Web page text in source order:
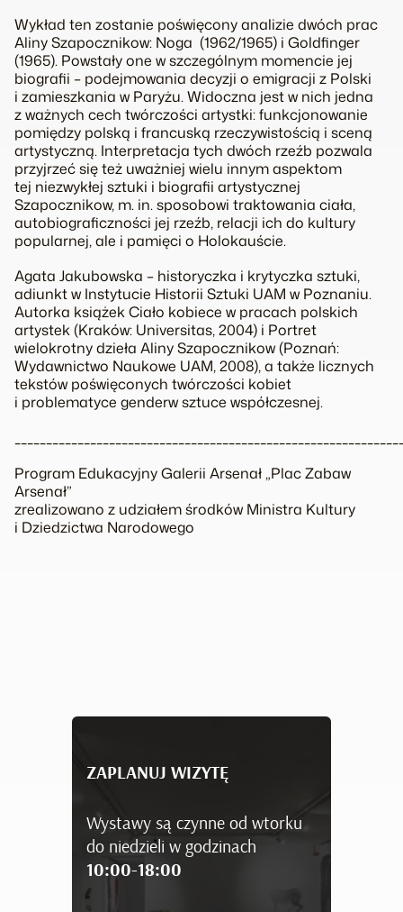
Wykład ten zostanie poświęcony analizie dwóch prac
Aliny Szapocznikow: Noga (1962/1965) i Goldfinger
(1965). Powstały one w szczególnym momencie jej
biografii – podejmowania decyzji o emigracji z Polski
i zamieszkania w Paryżu. Widoczna jest w nich jedna
z ważnych cech twórczości artystki: funkcjonowanie
pomiędzy polską i francuską rzeczywistością i sceną
artystyczną. Interpretacja tych dwóch rzeźb pozwala
przyjrzeć się też uważniej wielu innym aspektom
tej niezwykłej sztuki i biografii artystycznej
Szapocznikow, m. in. sposobowi traktowania ciała,
autobiograficzności jej rzeźb, relacji ich do kultury
popularnej, ale i pamięci o Holokauście.
Agata Jakubowska – historyczka i krytyczka sztuki,
adiunkt w Instytucie Historii Sztuki UAM w Poznaniu.
Autorka książekCiało kobiece w pracach polskich
artystek(Kraków: Universitas, 2004) i Portret
wielokrotny dzieła Aliny Szapocznikow(Poznań:
Wydawnictwo Naukowe UAM, 2008), a także licznych
tekstów poświęconych twórczości kobiet
i problematyce genderw sztuce współczesnej.
Program Edukacyjny Galerii Arsenał „Plac Zabaw
Arsenał”
zrealizowano z udziałem środków Ministra Kultury
i Dziedzictwa Narodowego
ZAPLANUJ WIZYTĘ
Wystawy są czynne od wtorku
do niedzieli w godzinach
10:00-18:00